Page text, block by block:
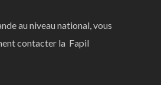
au niveau national, vous
contacter la Fapil